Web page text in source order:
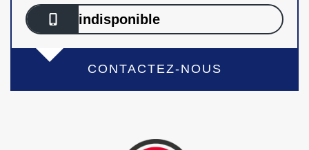
indisponible
CONTACTEZ-NOUS